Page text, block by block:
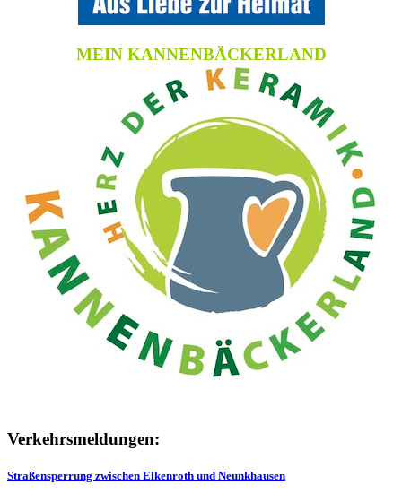
MEIN KANNENBÄCKERLAND
Verkehrsmeldungen:
Straßensperrung zwischen Elkenroth und Neunkhausen